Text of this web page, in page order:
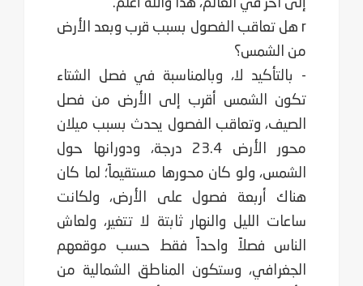
إلى آخر في العالم، هذا والله أعلم.
r هل تعاقب الفصول بسبب قرب وبعد الأرض
من الشمس؟
- بالتأكيد لا، وبالمناسبة في فصل الشتاء
تكون الشمس أقرب إلى الأرض من فصل
الصيف، وتعاقب الفصول يحدث بسبب ميلان
محور الأرض 23.4 درجة، ودورانها حول
الشمس، ولو كان محورها مستقيماً؛ لما كان
هناك أربعة فصول على الأرض، ولكانت
ساعات الليل والنهار ثابتة لا تتغير، ولعاش
الناس فصلاً واحداً فقط حسب موقعهم
الجغرافي، وستكون المناطق الشمالية من